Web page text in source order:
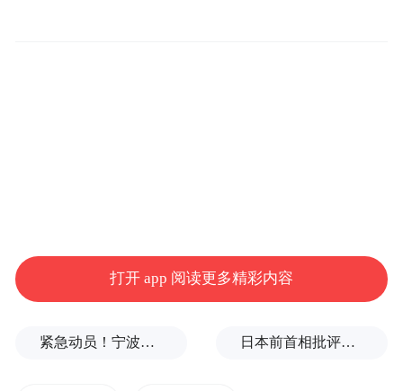
打开 app 阅读更多精彩内容
紧急动员！宁波、温州、金华、舟山、台州、丽水等市市长，发表电视讲话 日本前首相批评高市在处理中美关系上缺乏战略